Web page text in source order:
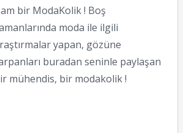
bir ModaKolik ! Boş
moda ile ilgili
yapan, gözüne
buradan seninle paylaşan
mühendis, bir modakolik !